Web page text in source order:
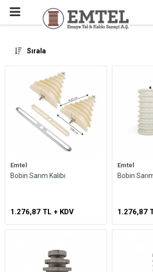
Sırala
Emtel
Bobin Sarım Kalıbı
1.276,87 TL + KDV
Emtel
Bobin
1.276,87